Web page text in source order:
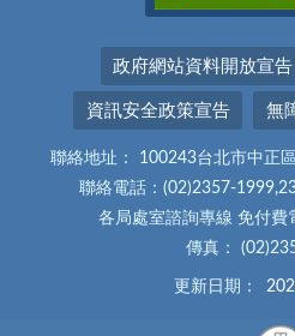
政府網站資料開放宣告
資訊安全政策宣告 無
聯絡地址： 100243台北市中正
聯絡電話：(02)2357-
各局處室諮詢專線 免付
傳真：
更新日期：